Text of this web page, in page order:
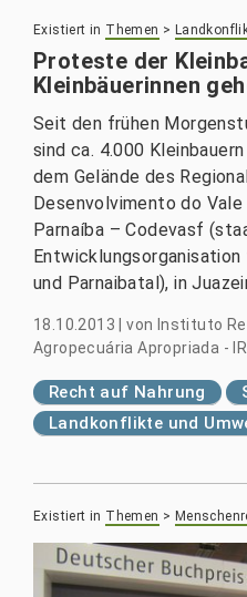
Existiert in Themen >
Proteste der
Kleinbäuerinnen
Seit den frühen
sind ca. 4.000
dem Gelände des
Desenvolvimento do
Parnaíba – Codevasf
und Parnaibatal), in
18.10.2013 |von Instituto
Agropecuária Apropriada -
Recht auf Nahrung
Landkonflikte und
Existiert in Themen >